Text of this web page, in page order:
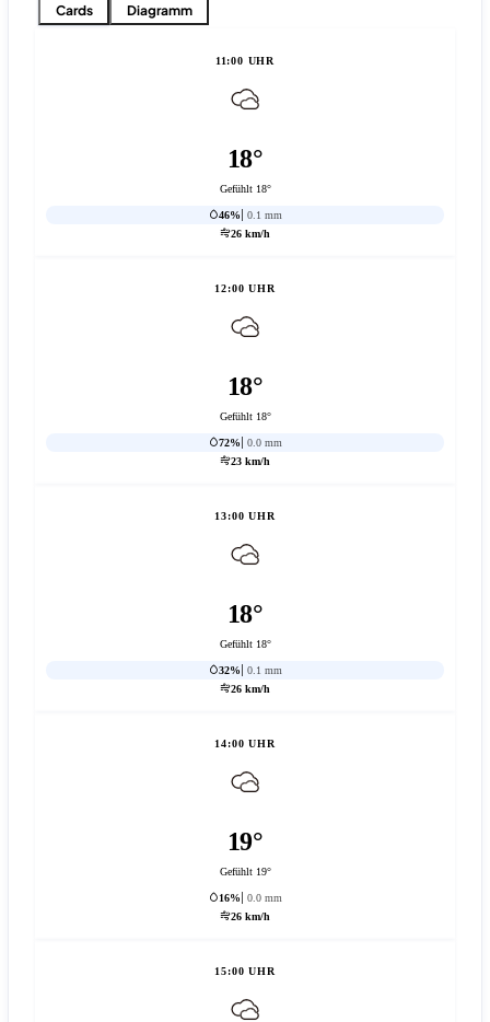
Cards Diagramm
11:00 UHR
18°
Gefühlt 18°
46%
0.1 mm
26 km/h
12:00 UHR
18°
Gefühlt 18°
72%
0.0 mm
23 km/h
13:00 UHR
18°
Gefühlt 18°
32%
0.1 mm
26 km/h
14:00 UHR
19°
Gefühlt 19°
16%
0.0 mm
26 km/h
15:00 UHR